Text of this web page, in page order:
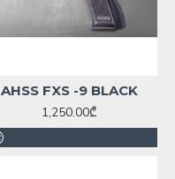
AHSS FXS -9 BLACK
1,250.00₾